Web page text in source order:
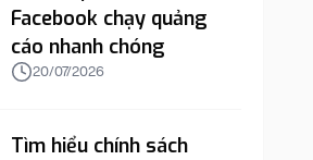
Facebook chạy quảng
cáo nhanh chóng
20/07/2026
Tìm hiểu chính sách